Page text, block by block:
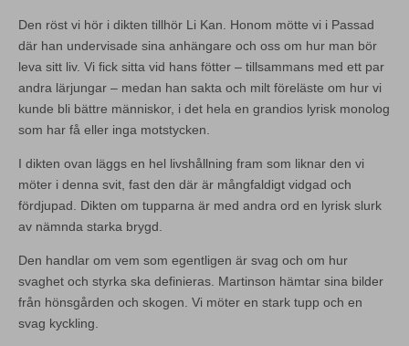
Den röst vi hör i dikten tillhör Li Kan. Honom mötte vi i Passad
där han undervisade sina anhängare och oss om hur man bör
leva sitt liv. Vi fick sitta vid hans fötter – tillsammans med ett par
andra lärjungar – medan han sakta och milt föreläste om hur vi
kunde bli bättre människor, i det hela en grandios lyrisk monolog
som har få eller inga motstycken.
I dikten ovan läggs en hel livshållning fram som liknar den vi
möter i denna svit, fast den där är mångfaldigt vidgad och
fördjupad. Dikten om tupparna är med andra ord en lyrisk slurk
av nämnda starka brygd.
Den handlar om vem som egentligen är svag och om hur
svaghet och styrka ska definieras. Martinson hämtar sina bilder
från hönsgården och skogen. Vi möter en stark tupp och en
svag kyckling.